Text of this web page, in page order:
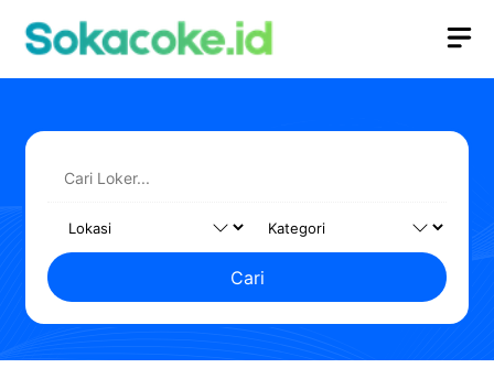
Cari